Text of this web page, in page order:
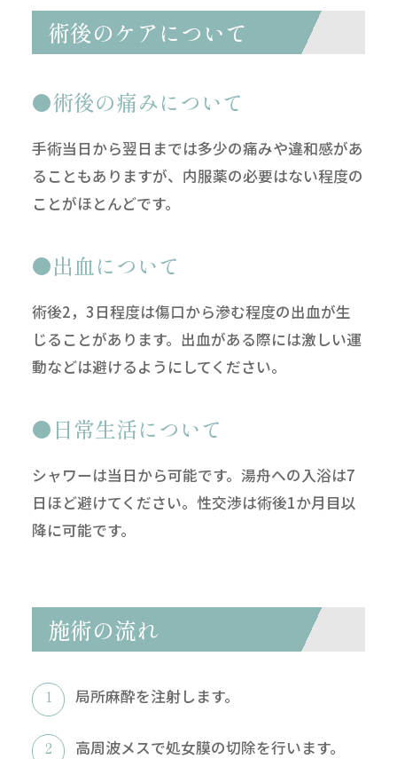
術後のケアについて
術後の痛みについて
手術当日から翌日までは多少の痛みや違和感があ
ることもありますが、内服薬の必要はない程度の
ことがほとんどです。
出血について
術後2，3日程度は傷口から滲む程度の出血が生
じることがあります。出血がある際には激しい運
動などは避けるようにしてください。
日常生活について
シャワーは当日から可能です。湯舟への入浴は7
日ほど避けてください。性交渉は術後1か月目以
降に可能です。
施術の流れ
局所麻酔を注射します。
高周波メスで処女膜の切除を行います。